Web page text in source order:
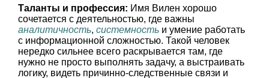
Таланты и профессия: Имя Вилен хорошо
сочетается с деятельностью, где важны
аналитичность, системность и умение работать
с информационной сложностью. Такой человек
нередко сильнее всего раскрывается там, где
нужно не просто выполнять задачу, а выстраивать
логику, видеть причинно-следственные связи и